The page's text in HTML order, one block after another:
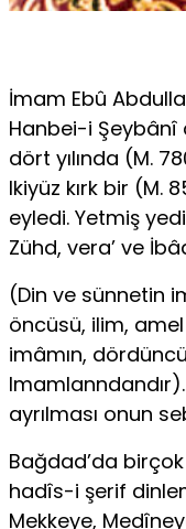
İmam Ebû
Hanbei-i Şeybânî
dört yılında (M.
Ikiyüz kırk bir (M.
eyledi. Yetmiş yedi
Zühd, vera’ ve
(Din ve sünnetin
öncüsü, ilim,
imâmın,
ayrılması onun
Bağdad’da
hadîs-i şerif
Mekkeye,